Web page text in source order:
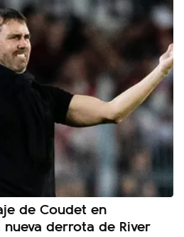
de Coudet en
derrota de River